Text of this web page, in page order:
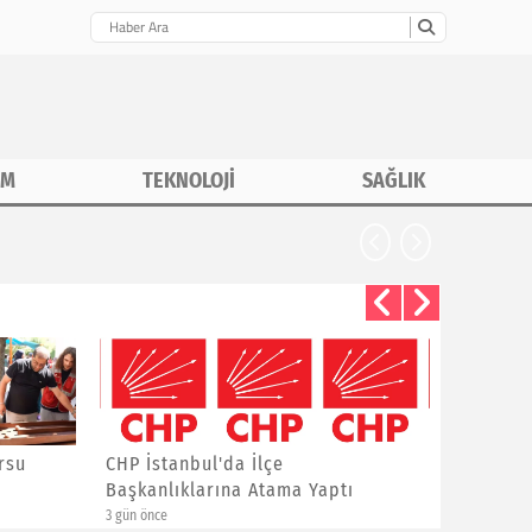
TEKNOLOJİ SAĞLIK
CHP İstanbul'da İlçe
Başkanlıklarına Atama Yaptı
3 gün önce